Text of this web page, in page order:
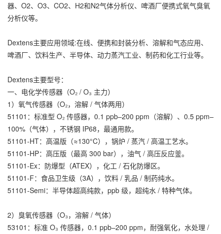
器、O2、O3、CO2、H2和N2气体分析仪、啤酒厂便携式氧气臭氧
分析仪等。
Dextens主要应用领域:在线、便携和封装分析、溶解和气态应用、
啤酒厂、饮料生产、半导体、动力蒸汽工业、制药和化工行业等。
Dextens主要型号：
一、电化学传感器（O₂ / O₃ 主力）
1）氧气传感器（O₂，溶解 / 气体两用）
51101：标准型 O₂ 传感器，0.1 ppb–200 ppm（溶解）、0.5 ppm–
100%（气体），不锈钢 IP68，最通用款。
51101-HT：高温版（≈130°C），锅炉 / 蒸汽 / 高温工艺水。
51101-HP：高压版（最高 300 bar），油气 / 高压反应釜。
51101-Ex：防爆型（ATEX），化工 / 石化防爆区。
51101-F：食品卫生级（3A），饮料 / 乳品 / 制药纯水。
51101-Semi：半导体超高纯款，ppb 级，超纯水 / 特种气体。
2）臭氧传感器（O₃，溶解 / 气体）
53101：标准 O₃ 传感器，0.1 ppb–200 ppm，耐强氧化，水处理 /